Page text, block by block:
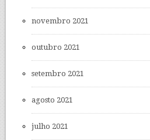
novembro 2021
outubro 2021
setembro 2021
agosto 2021
julho 2021